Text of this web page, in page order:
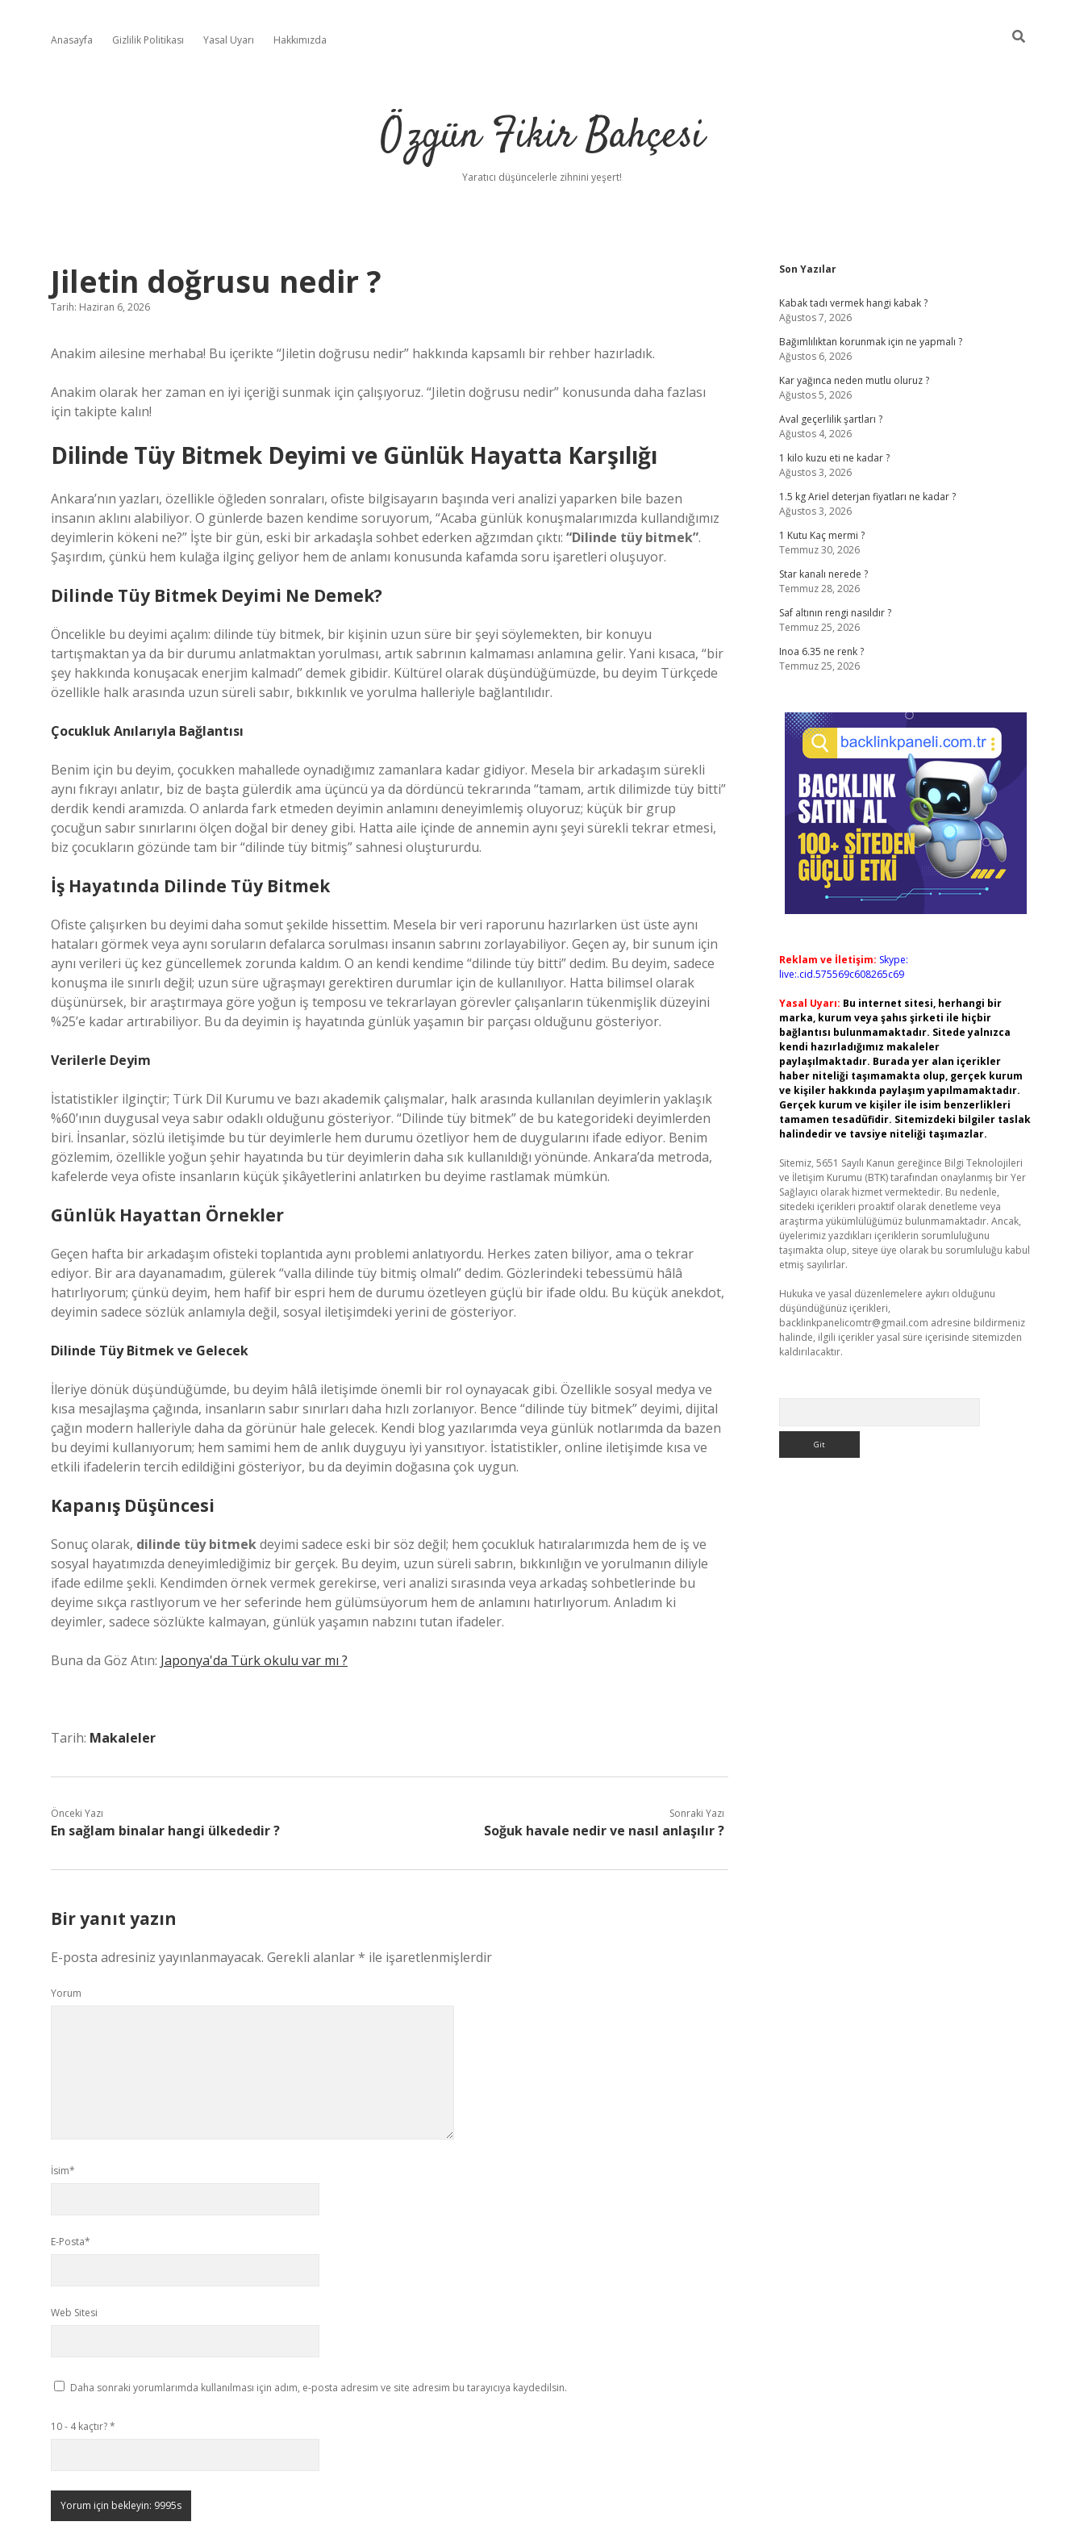
Anasayfa Gizlilik Politikası Yasal Uyarı Hakkımızda
Özgün Fikir Bahçesi
Yaratıcı düşüncelerle zihnini yeşert!
Jiletin doğrusu nedir ?
Tarih: Haziran 6, 2026
Anakim ailesine merhaba! Bu içerikte “Jiletin doğrusu nedir” hakkında kapsamlı bir rehber hazırladık.
Anakim olarak her zaman en iyi içeriği sunmak için çalışıyoruz. “Jiletin doğrusu nedir” konusunda daha fazlası
için takipte kalın!
Dilinde Tüy Bitmek Deyimi ve Günlük Hayatta Karşılığı
Ankara’nın yazları, özellikle öğleden sonraları, ofiste bilgisayarın başında veri analizi yaparken bile bazen
insanın aklını alabiliyor. O günlerde bazen kendime soruyorum, “Acaba günlük konuşmalarımızda kullandığımız
deyimlerin kökeni ne?” İşte bir gün, eski bir arkadaşla sohbet ederken ağzımdan çıktı: “Dilinde tüy bitmek”.
Şaşırdım, çünkü hem kulağa ilginç geliyor hem de anlamı konusunda kafamda soru işaretleri oluşuyor.
Dilinde Tüy Bitmek Deyimi Ne Demek?
Öncelikle bu deyimi açalım: dilinde tüy bitmek, bir kişinin uzun süre bir şeyi söylemekten, bir konuyu
tartışmaktan ya da bir durumu anlatmaktan yorulması, artık sabrının kalmaması anlamına gelir. Yani kısaca, “bir
şey hakkında konuşacak enerjim kalmadı” demek gibidir. Kültürel olarak düşündüğümüzde, bu deyim Türkçede
özellikle halk arasında uzun süreli sabır, bıkkınlık ve yorulma halleriyle bağlantılıdır.
Çocukluk Anılarıyla Bağlantısı
Benim için bu deyim, çocukken mahallede oynadığımız zamanlara kadar gidiyor. Mesela bir arkadaşım sürekli
aynı fıkrayı anlatır, biz de başta gülerdik ama üçüncü ya da dördüncü tekrarında “tamam, artık dilimizde tüy bitti”
derdik kendi aramızda. O anlarda fark etmeden deyimin anlamını deneyimlemiş oluyoruz; küçük bir grup
çocuğun sabır sınırlarını ölçen doğal bir deney gibi. Hatta aile içinde de annemin aynı şeyi sürekli tekrar etmesi,
biz çocukların gözünde tam bir “dilinde tüy bitmiş” sahnesi oluştururdu.
İş Hayatında Dilinde Tüy Bitmek
Ofiste çalışırken bu deyimi daha somut şekilde hissettim. Mesela bir veri raporunu hazırlarken üst üste aynı
hataları görmek veya aynı soruların defalarca sorulması insanın sabrını zorlayabiliyor. Geçen ay, bir sunum için
aynı verileri üç kez güncellemek zorunda kaldım. O an kendi kendime “dilinde tüy bitti” dedim. Bu deyim, sadece
konuşma ile sınırlı değil; uzun süre uğraşmayı gerektiren durumlar için de kullanılıyor. Hatta bilimsel olarak
düşünürsek, bir araştırmaya göre yoğun iş temposu ve tekrarlayan görevler çalışanların tükenmişlik düzeyini
%25’e kadar artırabiliyor. Bu da deyimin iş hayatında günlük yaşamın bir parçası olduğunu gösteriyor.
Verilerle Deyim
İstatistikler ilginçtir; Türk Dil Kurumu ve bazı akademik çalışmalar, halk arasında kullanılan deyimlerin yaklaşık
%60’ının duygusal veya sabır odaklı olduğunu gösteriyor. “Dilinde tüy bitmek” de bu kategorideki deyimlerden
biri. İnsanlar, sözlü iletişimde bu tür deyimlerle hem durumu özetliyor hem de duygularını ifade ediyor. Benim
gözlemim, özellikle yoğun şehir hayatında bu tür deyimlerin daha sık kullanıldığı yönünde. Ankara’da metroda,
kafelerde veya ofiste insanların küçük şikâyetlerini anlatırken bu deyime rastlamak mümkün.
Günlük Hayattan Örnekler
Geçen hafta bir arkadaşım ofisteki toplantıda aynı problemi anlatıyordu. Herkes zaten biliyor, ama o tekrar
ediyor. Bir ara dayanamadım, gülerek “valla dilinde tüy bitmiş olmalı” dedim. Gözlerindeki tebessümü hâlâ
hatırlıyorum; çünkü deyim, hem hafif bir espri hem de durumu özetleyen güçlü bir ifade oldu. Bu küçük anekdot,
deyimin sadece sözlük anlamıyla değil, sosyal iletişimdeki yerini de gösteriyor.
Dilinde Tüy Bitmek ve Gelecek
İleriye dönük düşündüğümde, bu deyim hâlâ iletişimde önemli bir rol oynayacak gibi. Özellikle sosyal medya ve
kısa mesajlaşma çağında, insanların sabır sınırları daha hızlı zorlanıyor. Bence “dilinde tüy bitmek” deyimi, dijital
çağın modern halleriyle daha da görünür hale gelecek. Kendi blog yazılarımda veya günlük notlarımda da bazen
bu deyimi kullanıyorum; hem samimi hem de anlık duyguyu iyi yansıtıyor. İstatistikler, online iletişimde kısa ve
etkili ifadelerin tercih edildiğini gösteriyor, bu da deyimin doğasına çok uygun.
Kapanış Düşüncesi
Sonuç olarak, dilinde tüy bitmekdeyimi sadece eski bir söz değil; hem çocukluk hatıralarımızda hem de iş ve
sosyal hayatımızda deneyimlediğimiz bir gerçek. Bu deyim, uzun süreli sabrın, bıkkınlığın ve yorulmanın diliyle
ifade edilme şekli. Kendimden örnek vermek gerekirse, veri analizi sırasında veya arkadaş sohbetlerinde bu
deyime sıkça rastlıyorum ve her seferinde hem gülümsüyorum hem de anlamını hatırlıyorum. Anladım ki
deyimler, sadece sözlükte kalmayan, günlük yaşamın nabzını tutan ifadeler.
Buna da Göz Atın: Japonya'da Türk okulu var mı ?
Tarih: Makaleler
Önceki Yazı
En sağlam binalar hangi ülkededir ?
Sonraki Yazı
Soğuk havale nedir ve nasıl anlaşılır ?
Bir yanıt yazın
E-posta adresiniz yayınlanmayacak. Gerekli alanlar* ile işaretlenmişlerdir
Yorum
İsim*
E-Posta*
Web Sitesi
Daha sonraki yorumlarımda kullanılması için adım, e-posta adresim ve site adresim bu tarayıcıya kaydedilsin.
10 - 4 kaçtır?*
Sidebar
Son Yazılar
Kabak tadı vermek hangi kabak ?
Ağustos 7, 2026
Bağımlılıktan korunmak için ne yapmalı ?
Ağustos 6, 2026
Kar yağınca neden mutlu oluruz ?
Ağustos 5, 2026
Aval geçerlilik şartları ?
Ağustos 4, 2026
1 kilo kuzu eti ne kadar ?
Ağustos 3, 2026
1.5 kg Ariel deterjan fiyatları ne kadar ?
Ağustos 3, 2026
1 Kutu Kaç mermi ?
Temmuz 30, 2026
Star kanalı nerede ?
Temmuz 28, 2026
Saf altının rengi nasıldır ?
Temmuz 25, 2026
Inoa 6.35 ne renk ?
Temmuz 25, 2026
Reklam ve İletişim: Skype:
live:.cid.575569c608265c69
Yasal Uyarı: Bu internet sitesi, herhangi bir
marka, kurum veya şahıs şirketi ile hiçbir
bağlantısı bulunmamaktadır. Sitede yalnızca
kendi hazırladığımız makaleler
paylaşılmaktadır. Burada yer alan içerikler
haber niteliği taşımamakta olup, gerçek kurum
ve kişiler hakkında paylaşım yapılmamaktadır.
Gerçek kurum ve kişiler ile isim benzerlikleri
tamamen tesadüfidir. Sitemizdeki bilgiler taslak
halindedir ve tavsiye niteliği taşımazlar.
Sitemiz, 5651 Sayılı Kanun gereğince Bilgi Teknolojileri
ve İletişim Kurumu (BTK) tarafından onaylanmış bir Yer
Sağlayıcı olarak hizmet vermektedir. Bu nedenle,
sitedeki içerikleri proaktif olarak denetleme veya
araştırma yükümlülüğümüz bulunmamaktadır. Ancak,
üyelerimiz yazdıkları içeriklerin sorumluluğunu
taşımakta olup, siteye üye olarak bu sorumluluğu kabul
etmiş sayılırlar.
Hukuka ve yasal düzenlemelere aykırı olduğunu
düşündüğünüz içerikleri,
backlinkpanelicomtr@gmail.com adresine bildirmeniz
halinde, ilgili içerikler yasal süre içerisinde sitemizden
kaldırılacaktır.